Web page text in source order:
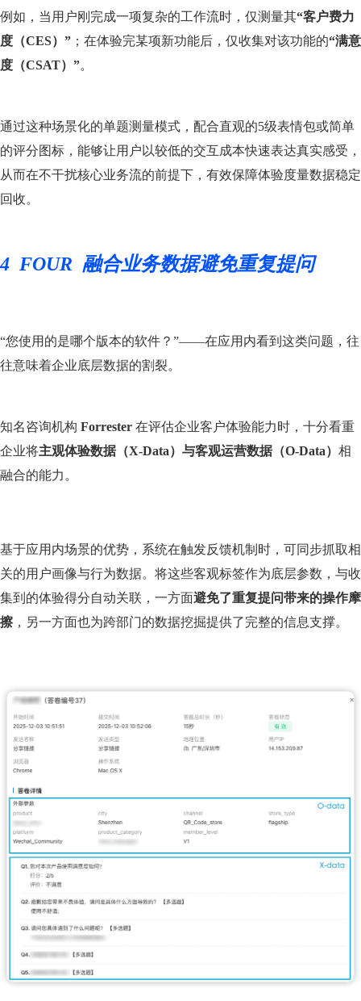
例如，当用户刚完成一项复杂的工作流时，仅测量其“客户费力
度（CES）” ；在体验完某项新功能后，仅收集对该功能的“满意
度（CSAT）”。
通过这种场景化的单题测量模式，配合直观的5级表情包或简单
的评分图标，能够让用户以较低的交互成本快速表达真实感受，
从而在不干扰核心业务流的前提下，有效保障体验度量数据稳定
回收。
4 FOUR 融合业务数据避免重复提问
“您使用的是哪个版本的软件？”——在应用内看到这类问题，往
往意味着企业底层数据的割裂。
知名咨询机构 Forrester 在评估企业客户体验能力时，十分看重
企业将主观体验数据（X-Data）与客观运营数据（O-Data） 相
融合的能力。
基于应用内场景的优势，系统在触发反馈机制时，可同步抓取相
关的用户画像与行为数据。将这些客观标签作为底层参数，与收
集到的体验得分自动关联，一方面避免了重复提问带来的操作摩
擦 ，另一方面也为跨部门的数据挖掘提供了完整的信息支撑。